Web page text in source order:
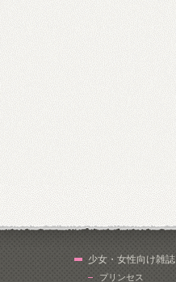
少女・女性向け雑誌
プリンセス